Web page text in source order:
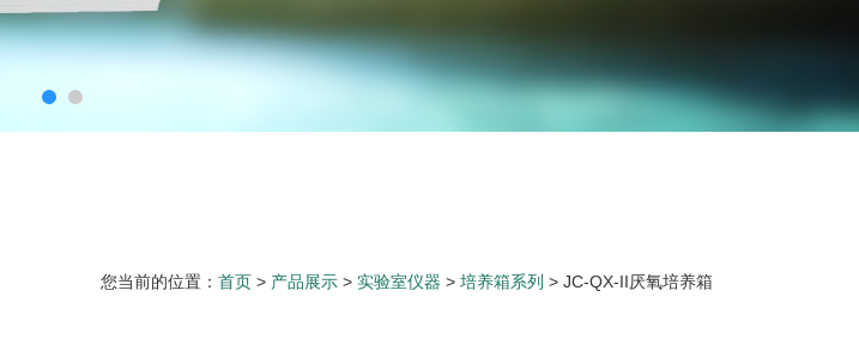
您当前的位置： 首页 > 产品展示 > 实验室仪器 > 培养箱系列 > JC-QX-II厌氧培养箱